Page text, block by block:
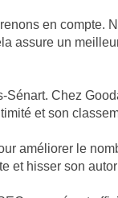
en
assure un
Chez
et son
améliorer le
et hisser son